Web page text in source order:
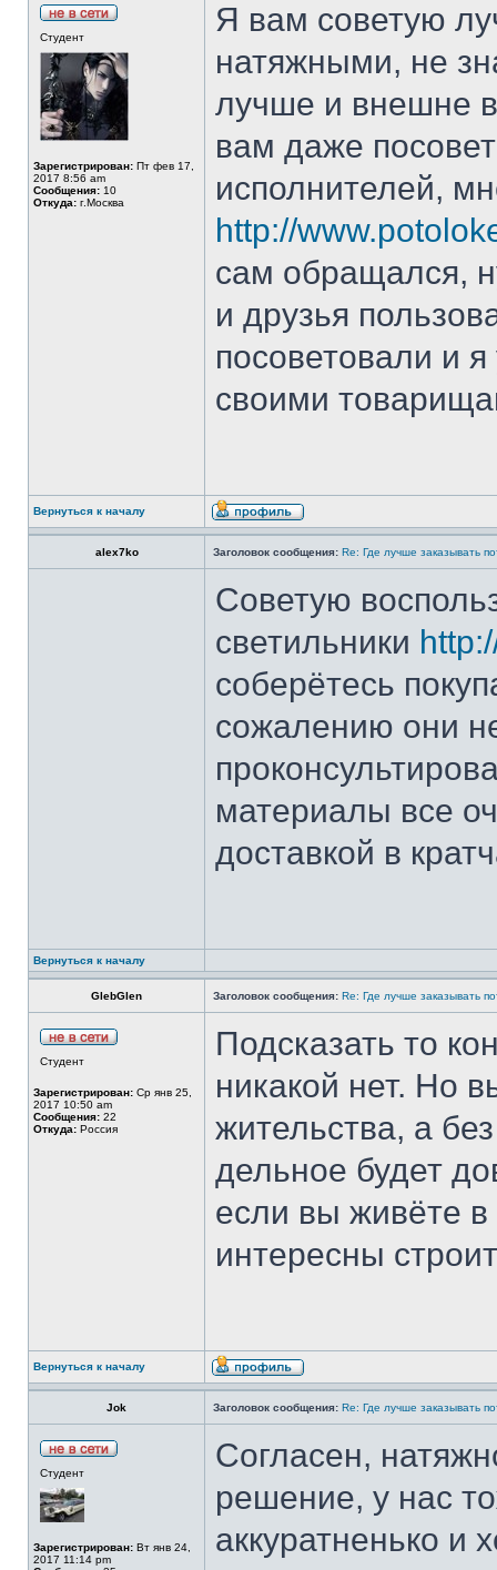
Студент
Зарегистрирован: Пт фев 17,
2017 8:56 am
Сообщения: 10
Откуда: г.Москва
Я вам советую
натяжными, не
лучше и внешне
вам даже
исполнителей,
http://
сам обращался,
и друзья
посоветовали и
своими
Вернуться к началу
alex7ko Заголовок сообщения: Re: Где лучше заказывать
Советую
светильники
соберётесь
сожалению они
материалы все
доставкой в
Вернуться к началу
GlebGlen Заголовок сообщения: Re: Где лучше заказывать
Студент
Зарегистрирован: Ср янв 25,
2017 10:50 am
Сообщения: 22
Откуда: Россия
Подсказать то
никакой нет. Но
жительства, а
дельное будет
если вы живёте
интересны
Вернуться к началу
Jok Заголовок сообщения: Re: Где лучше заказывать
Студент
Зарегистрирован: Вт янв 24,
2017 11:14 pm
Согласен,
решение, у нас
аккуратненько